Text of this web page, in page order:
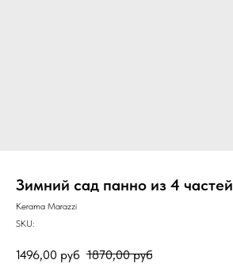
Зимний сад панно из 4
Kerama Marazzi
SKU:
1496,00 руб 1870,00 руб